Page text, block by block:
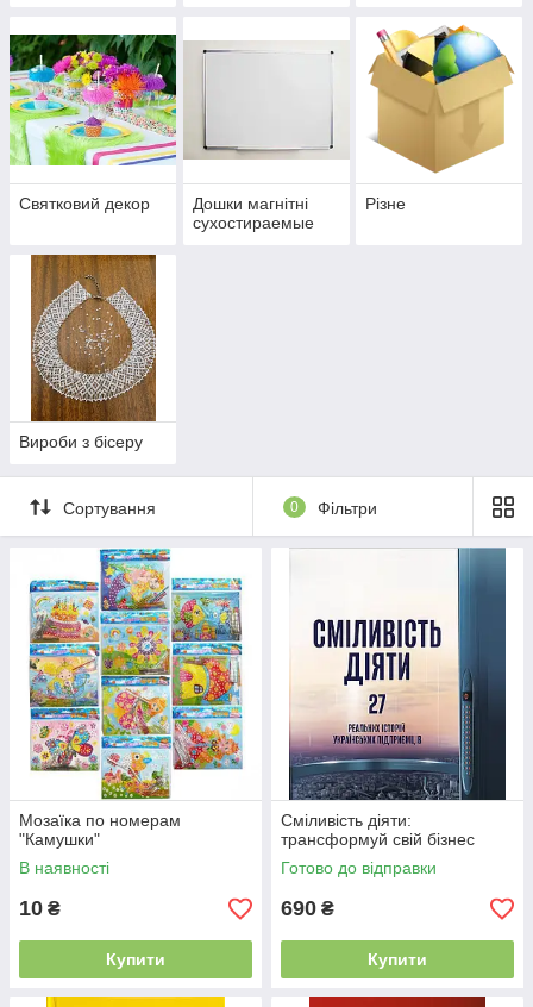
Святковий декор
Дошки магнітні
сухостираемые
Різне
Вироби з бісеру
Сортування 0 Фільтри
Мозаїка по номерам
"Камушки"
В наявності
10 ₴
Купити
Сміливість діяти:
трансформуй свій бізнес
Готово до відправки
690 ₴
Купити